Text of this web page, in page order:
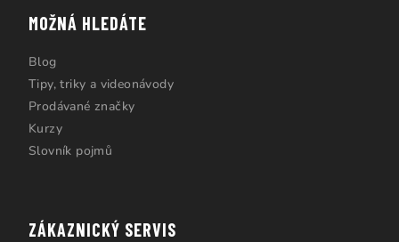
MOŽNÁ HLEDÁTE
Blog
Tipy, triky a videonávody
Prodávané značky
Kurzy
Slovník pojmů
ZÁKAZNICKÝ SERVIS